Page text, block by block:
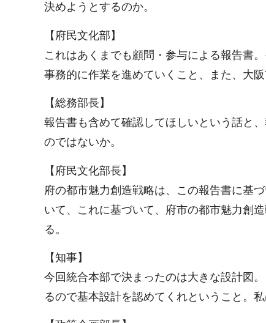
決めようとするのか。
【府民文化部】
これはあくまでも顧問・参与による報告書
事務的に作業を進めていくこと、また、大
【総務部長】
報告書も含めて確認してほしいという話と
のではないか。
【府民文化部長】
府の都市魅力創造戦略は、この報告書に基
いて、これに基づいて、府市の都市魅力創
る。
【知事】
今回統合本部で決まったのは大きな設計図
るので基本設計を認めてくれということ。私